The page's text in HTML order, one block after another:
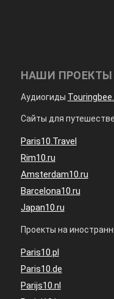
НАШИ ПРОЕКТЫ
Аудиогиды
Сайты для
Paris10.Travel
Rim10.ru
Amsterdam10.ru
Barcelona10.ru
Japan10.ru
Проекты на
Paris10.pl
Paris10.de
Parijs10.nl